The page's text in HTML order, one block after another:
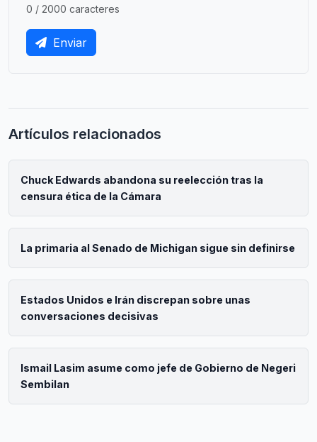
0 / 2000 caracteres
Enviar
Artículos relacionados
Chuck Edwards abandona su reelección tras la
censura ética de la Cámara
La primaria al Senado de Michigan sigue sin definirse
Estados Unidos e Irán discrepan sobre unas
conversaciones decisivas
Ismail Lasim asume como jefe de Gobierno de Negeri
Sembilan